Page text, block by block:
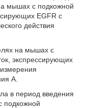
мышах с подкожной
EGFR с
действия
на мышах с
экспрессирующих
A.
в период введения
подкожной